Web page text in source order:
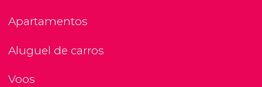
Apartamentos
Aluguel de carros
Voos